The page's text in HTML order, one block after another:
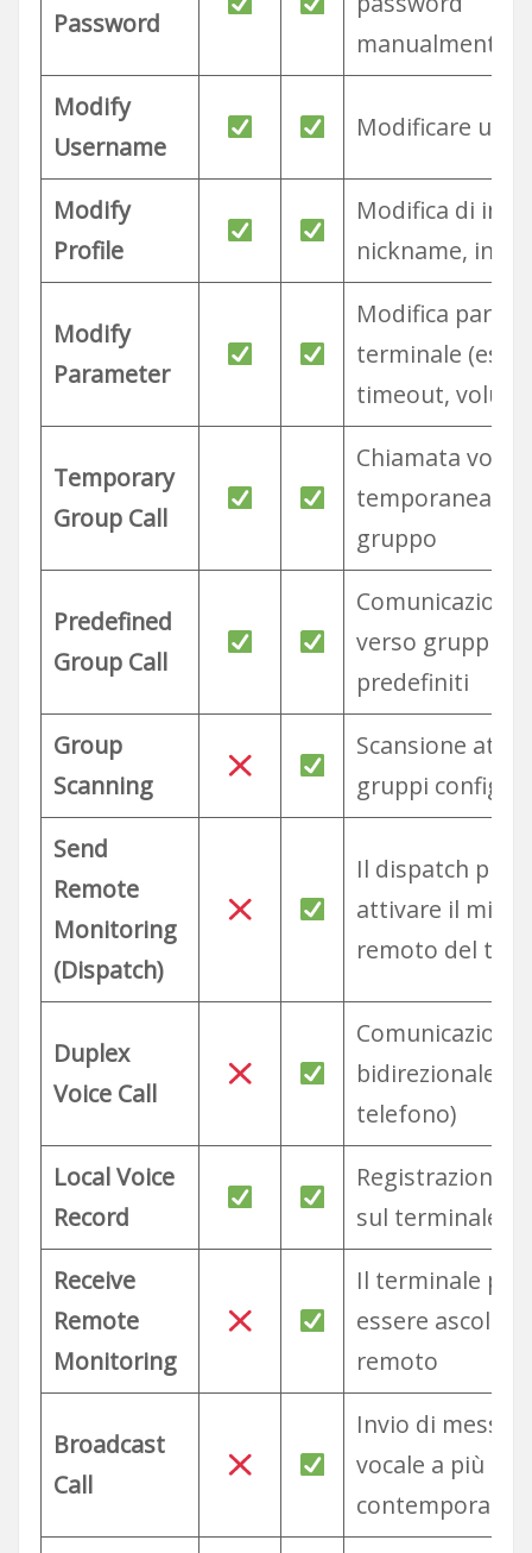
Password
manualmente
Modify
Username
Modificare
Modify
Profile
Modifica di
nickname, info
Modify
Parameter
Modifica
terminale (es.
timeout,
Temporary
Group Call
Chiamata
temporanea
gruppo
Predefined
Group Call
Comunicazione
verso gruppi
predefiniti
Group
Scanning
Scansione
gruppi
Send
Remote
Monitoring
(Dispatch)
Il dispatch può
attivare il
remoto del
Duplex
Voice Call
Comunicazione
bidirezionale
telefono)
Local Voice
Record
Registrazione
sul terminale
Receive
Remote
Monitoring
Il terminale può
essere
remoto
Broadcast
Call
Invio di
vocale a più